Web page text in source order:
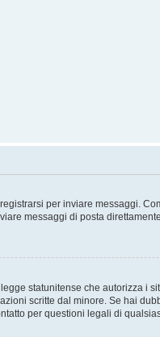
per inviare messaggi.
messaggi di posta
statunitense che autorizza
scritte dal minore. Se hai
per questioni legali di